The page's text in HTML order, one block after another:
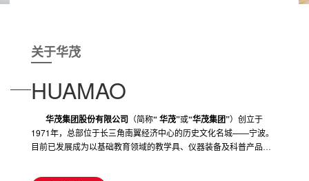
关于华茂
HUAMAO
华茂集团股份有限公司 （简称“ 华茂”或“华茂集团”）创立于
1971年，总部位于长三角南翼经济中心的历史文化名城——宁波。
目前已发展成为以基础教育领域的教学具、仪器装备及科普产品制